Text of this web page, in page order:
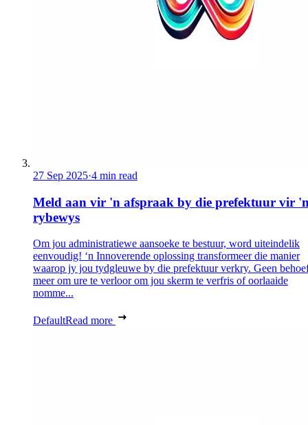
27 Sep 2025·4 min read
Meld aan vir 'n afspraak by die prefektuur vir
rybewys
Om jou administratiewe aansoeke te bestuur, word uiteindelik
eenvoudig! ‘n Innoverende oplossing transformeer die manier
waarop jy jou tydgleuwe by die prefektuur verkry. Geen
meer om ure te verloor om jou skerm te verfris of oorlaaide
nomme...
DefaultRead more